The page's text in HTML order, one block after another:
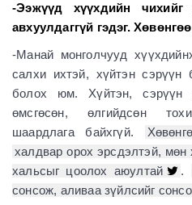
-Ээжүүд хүүхдийн чихийг
авхуулдаггүй гэдэг.
-Манай монголчууд
салхи ихтэй, хүйтэн сэрүүн
болох юм. Хүйтэн, сэрүүн
өмсгөсөн, өлгийдсөн
шаардлага байхгүй.
халдвар орох эрсдэлтэй, мөн
хальсыг цоолох аюултай
.
сонсож, аливаа зүйлсийг